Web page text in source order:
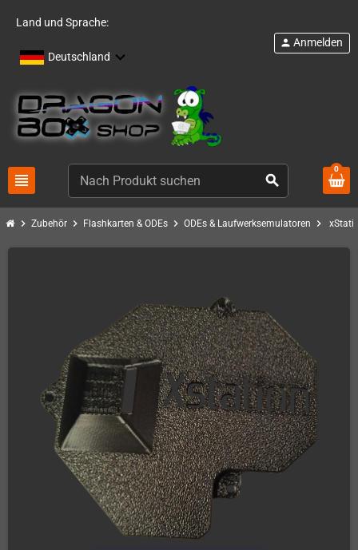
Land und Sprache:
Deutschland
view_headline search
person Anmelden
0
chevron_right Zubehör chevron_right Flashkarten & ODEs chevron_right ODEs & Laufwerksemulatoren chevron_right